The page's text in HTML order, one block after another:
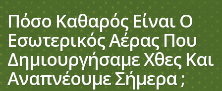
Πόσο Καθαρός Είναι Ο
Εσωτερικός Αέρας Που
Δημιουργήσαμε Χθες Και
Αναπνέουμε Σήμερα ;